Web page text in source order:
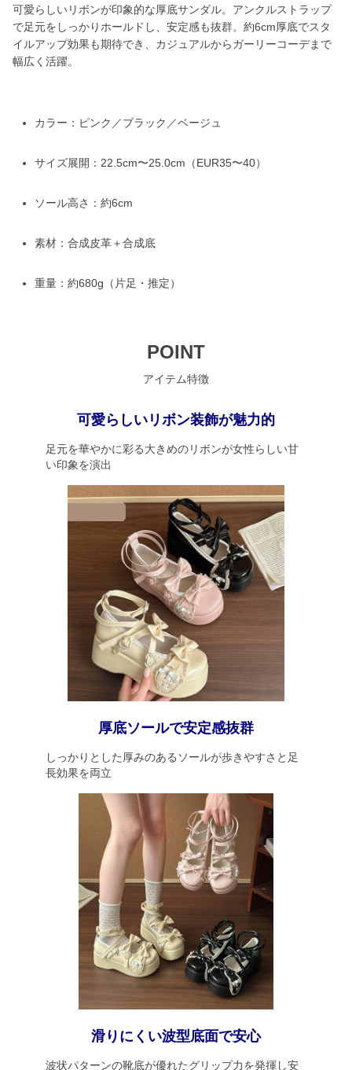
可愛らしいリボンが印象的な厚底サンダル。アンクルストラップ
で足元をしっかりホールドし、安定感も抜群。約6cm厚底でスタ
イルアップ効果も期待でき、カジュアルからガーリーコーデまで
幅広く活躍。
カラー：ピンク／ブラック／ベージュ
サイズ展開：22.5cm〜25.0cm（EUR35〜40）
ソール高さ：約6cm
素材：合成皮革＋合成底
重量：約680g（片足・推定）
POINT
アイテム特徴
可愛らしいリボン装飾が魅力的
足元を華やかに彩る大きめのリボンが女性らしい甘
い印象を演出
厚底ソールで安定感抜群
しっかりとした厚みのあるソールが歩きやすさと足
長効果を両立
滑りにくい波型底面で安心
波状パターンの靴底が優れたグリップ力を発揮し安